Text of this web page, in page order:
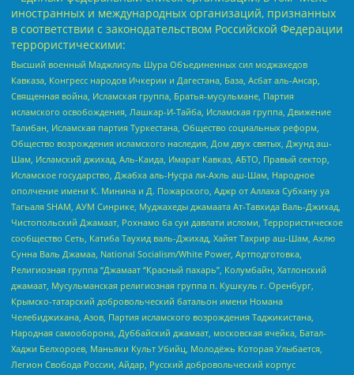
иностранных и международных организаций, признанных
в соответствии с законодательством Российской Федерации
террористическими:
Высший военный Маджлисуль Шура Объединенных сил моджахедов
Кавказа, Конгресс народов Ичкерии и Дагестана, База, Асбат аль-Ансар,
Священная война, Исламская группа, Братья-мусульмане, Партия
исламского освобождения, Лашкар-И-Тайба, Исламская группа, Движение
Талибан, Исламская партия Туркестана, Общество социальных реформ,
Общество возрождения исламского наследия, Дом двух святых, Джунд аш-
Шам, Исламский джихад, Аль-Каида, Имарат Кавказ, АБТО, Правый сектор,
Исламское государство, Джабха аль-Нусра ли-Ахль аш-Шам, Народное
ополчение имени К. Минина и Д. Пожарского, Аджр от Аллаха Субхану уа
Тагьаля SHAM, АУМ Синрике, Муджахеды джамаата Ат-Тавхида Валь-Джихад,
Чистопольский Джамаат, Рохнамо ба суи давлати исломи, Террористическое
сообщество Сеть, Катиба Таухид валь-Джихад, Хайят Тахрир аш-Шам, Ахлю
Сунна Валь Джамаа, National Socialism/White Power, Артподготовка,
Религиозная группа “Джамаат “Красный пахарь”, Колумбайн, Хатлонский
джамаат, Мусульманская религиозная группа п. Кушкуль г. Оренбург,
Крымско-татарский добровольческий батальон имени Номана
Челебиджихана, Азов, Партия исламского возрождения Таджикистана,
Народная самооборона, Дуббайский джамаат, московская ячейка, Батал-
Хаджи Белхороев, Маньяки Культ Убийц, Молодёжь Которая Улыбается,
Легион Свобода России, Айдар, Русский добровольческий корпус